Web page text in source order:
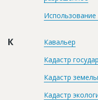
Использование
К
Кавальер
Кадастр
Кадастр
Кадастр